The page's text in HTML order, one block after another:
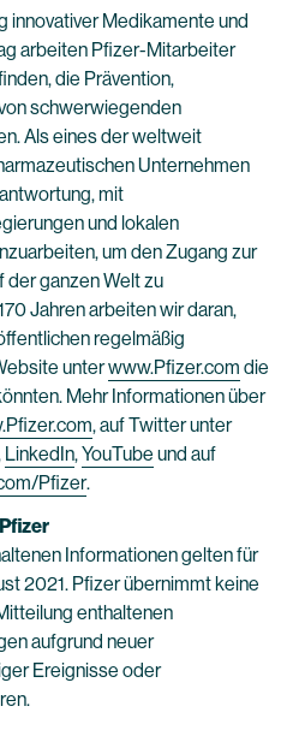
innovativer Medikamente und
arbeiten Pfizer-Mitarbeiter
die Prävention,
schwerwiegenden
Als eines der weltweit
Unternehmen
mit
und lokalen
um den Zugang zur
ganzen Welt zu
Jahren arbeiten wir daran,
regelmäßig
unterwww.Pfizer.com die
Mehr Informationen über
, auf Twitter unter
LinkedIn,YouTube und auf
Pfizer.
Informationen gelten für
2021. Pfizer übernimmt keine
enthaltenen
aufgrund neuer
Ereignisse oder